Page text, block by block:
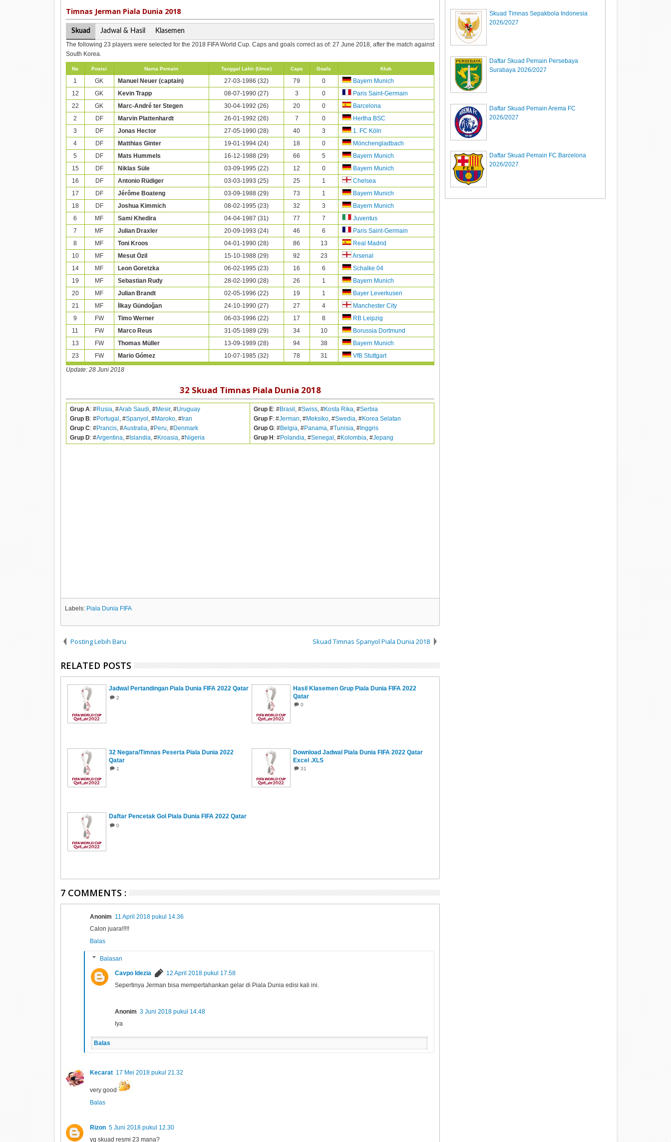
Timnas Jerman Piala Dunia 2018
Skuad Jadwal & Hasil
Klasemen
The following 23 players were selected for the 2018 FIFA World Cup. Caps and goals correct as of: 27 June 2018, after the match against
South Korea.
No Posisi Nama Pemain Tanggal Lahir (Umur) Caps Goals Klub
1 GK Manuel Neuer (captain) 27-03-1986 (32) 79 0
Bayern Munich
12
GK Kevin Trapp 08-07-1990 (27) 3 0
Paris Saint-Germain
22
GK Marc-André ter Stegen 30-04-1992 (26) 20 0
Barcelona
2
DF Marvin Plattenhardt 26-01-1992 (26) 7 0
Hertha BSC
3
DF Jonas Hector 27-05-1990 (28) 40 3
1. FC Köln
4
DF Matthias Ginter 19-01-1994 (24) 18 0
Mönchengladbach
5
DF Mats Hummels 16-12-1988 (29) 66 5
Bayern Munich
15
DF Niklas Süle 03-09-1995 (22) 12 0
Bayern Munich
16
DF Antonio Rüdiger 03-03-1993 (25) 25 1
Chelsea
17
DF Jérôme Boateng 03-09-1988 (29) 73 1
Bayern Munich
18
DF Joshua Kimmich 08-02-1995 (23) 32 3
Bayern Munich
6
MF Sami Khedira 04-04-1987 (31) 77 7
Juventus
7
MF Julian Draxler 20-09-1993 (24) 46 6
Paris Saint-Germain
8
MF Toni Kroos 04-01-1990 (28) 86 13
Real Madrid
10
MF Mesut Özil 15-10-1988 (29) 92 23
Arsenal
14
MF Leon Goretzka 06-02-1995 (23) 16 6
Schalke 04
19
MF Sebastian Rudy 28-02-1990 (28) 26 1
Bayern Munich
20
MF Julian Brandt 02-05-1996 (22) 19 1
Bayer Leverkusen
21
MF İlkay Gündoğan 24-10-1990 (27) 27 4
Manchester City
9
FW Timo Werner 06-03-1996 (22) 17 8
RB Leipzig
11
FW Marco Reus 31-05-1989 (29) 34 10
Borussia Dortmund
13
FW Thomas Müller 13-09-1989 (28) 94 38
Bayern Munich
23
FW Mario Gómez 10-07-1985 (32) 78 31
VfB Stuttgart
Update: 28 Juni 2018
32 Skuad Timnas Piala Dunia 2018
Grup A: #Rusia , #Arab Saudi , #Mesir, #Uruguay
Grup B: #Portugal , #Spanyol , #Maroko, #Iran
Grup C: #Prancis, #Australia , #Peru , #Denmark
Grup D: #Argentina , #Islandia , #Kroasia , #Nigeria
Grup E: #Brasil , #Swiss, #Kosta Rika , #Serbia
Grup F: #Jerman , #Meksiko, #Swedia , #Korea Selatan
Grup G: #Belgia , #Panama , #Tunisia , #Inggris
Grup H: #Polandia , #Senegal , #Kolombia , #Jepang
Labels: Piala Dunia FIFA
Posting Lebih Baru Skuad Timnas Spanyol Piala Dunia 2018
RELATED POSTS
Jadwal Pertandingan Piala Dunia FIFA 2022 Qatar
2
Hasil Klasemen Grup Piala Dunia FIFA 2022
Qatar
0
32 Negara/Timnas Peserta Piala Dunia 2022
Qatar
1
Download Jadwal Piala Dunia FIFA 2022 Qatar
Excel .XLS
31
Daftar Pencetak Gol Piala Dunia FIFA 2022 Qatar
0
7 COMMENTS :
Anonim 11 April 2018 pukul 14.36
Calon juara!!!!!
Balas
Balasan
Cavpo Idezia
12 April 2018 pukul 17.58
Sepertinya Jerman bisa mempertahankan gelar di Piala Dunia edisi kali ini.
Anonim 3 Juni 2018 pukul 14.48
Iya
Balas
Kecarat 17 Mei 2018 pukul 21.32
very good
Balas
Rizon 5 Juni 2018 pukul 12.30
yg skuad resmi 23 mana?
Skuad Timnas Sepakbola Indonesia
2026/2027
Daftar Skuad Pemain Persebaya
Surabaya 2026/2027
Daftar Skuad Pemain Arema FC
2026/2027
Daftar Skuad Pemain FC Barcelona
2026/2027